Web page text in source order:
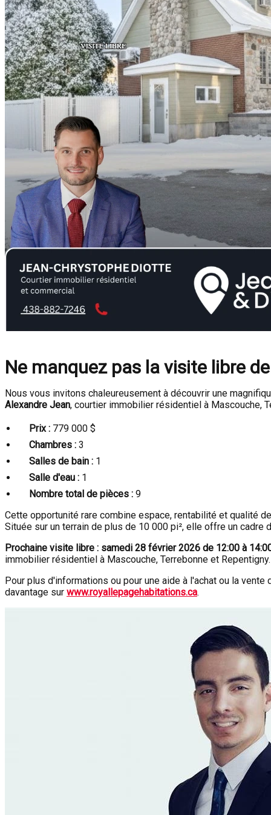
Ne manquez pas la visite libre
Nous vous invitons chaleureusement à découvrir une
Alexandre Jean, courtier immobilier résidentiel à Mascouche,
Prix : 779 000 $
Chambres : 3
Salles de bain : 1
Salle d'eau : 1
Nombre total de pièces : 9
Cette opportunité rare combine espace, rentabilité et qualité
Située sur un terrain de plus de 10 000 pi², elle offre un
Prochaine visite libre : samedi 28 février 2026 de 12:00 à
immobilier résidentiel à Mascouche, Terrebonne et Repentigny.
Pour plus d'informations ou pour une aide à l'achat ou la
davantage sur www.royallepagehabitations.ca.